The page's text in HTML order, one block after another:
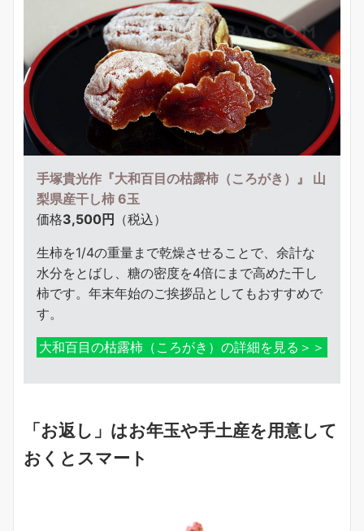
手塚貴光作『大和百目の枯露柿（ころがき）』 山
梨県産干し柿 6玉
価格3,500円 （税込）
生柿を1/4の重量まで乾燥させることで、余計な
水分をとばし、糖の密度を4倍にまで高めた干し
柿です。年末年始のご挨拶品としてもおすすめで
す。
大和百目の枯露柿（ころがき）の詳細を見る＞＞
「お返し」はお年玉や手土産を用意して
おくとスマート